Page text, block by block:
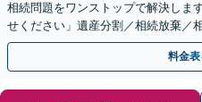
相続問題をワンストップで解決しま
せください」遺産分割／相続放棄／
登記など【休日・夜間面談可】【分
料金